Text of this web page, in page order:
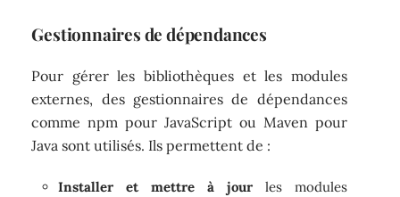
Gestionnaires de dépendances
Pour gérer les bibliothèques et les modules
externes, des gestionnaires de dépendances
comme npm pour JavaScript ou Maven pour
Java sont utilisés. Ils permettent de :
Installer et mettre à jourles modules